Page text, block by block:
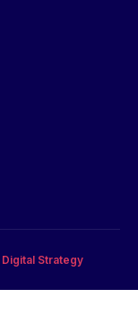
Digital Strategy